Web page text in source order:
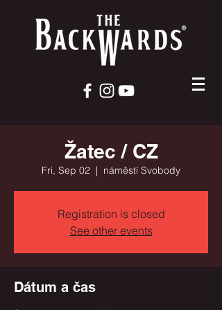
Žatec / CZ
Fri, Sep 02
  |
náměstí Svobody
Registration is closed
See other events
Dátum a čas